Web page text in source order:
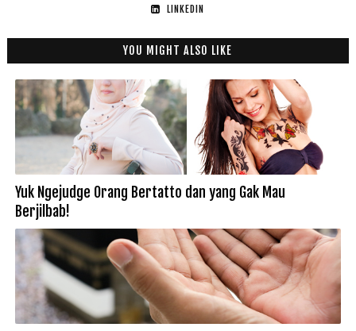
LINKEDIN
YOU MIGHT ALSO LIKE
Yuk Ngejudge Orang Bertatto dan yang Gak Mau
Berjilbab!